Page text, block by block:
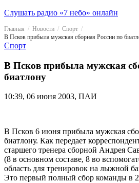
Слушать радио «7 небо» онлайн
Главная Новости
Спорт
В Псков прибыла мужская сборная России по
Спорт
В Псков прибыла мужская
биатлону
10:39, 06 июня 2003, ПАИ
В Псков 6 июня прибыла мужская
биатлону. Как передает
старшего тренера сборной Андрея
(8 в основном составе, 8 во
область для тренировок на лыжной
Это первый полный сбор команды в